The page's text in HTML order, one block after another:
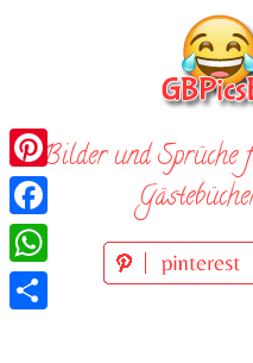
Bilder und Sprüche
Pinterest
Facebook
WhatsApp